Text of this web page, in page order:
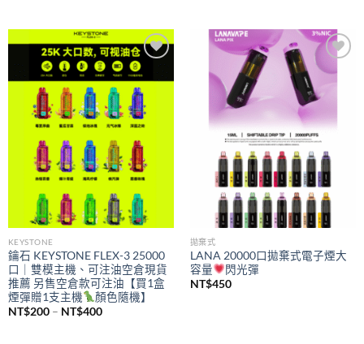
Add to
wishlist
KEYSTONE
鑰石 KEYSTONE FLEX-3 25000
口｜雙模主機、可注油空倉現貨
推薦 另售空倉款可注油【買1盒
煙彈贈1支主機
顏色隨機】
NT$200 – NT$400價
Add to
wishlist
拋棄式
LANA 20000口拋棄式電子煙大
容量
閃光彈
NT$450